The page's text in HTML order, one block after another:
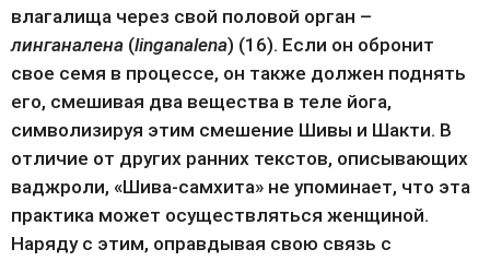
линганалена (linganalena) (16). Если он обронит
свое семя в процессе, он также должен поднять
его, смешивая два вещества в теле йога,
символизируя этим смешение Шивы и Шакти. В
отличие от других ранних текстов, описывающих
ваджроли, «Шива-самхита» не упоминает, что эта
практика может осуществляться женщиной.
Наряду с этим, оправдывая свою связь с